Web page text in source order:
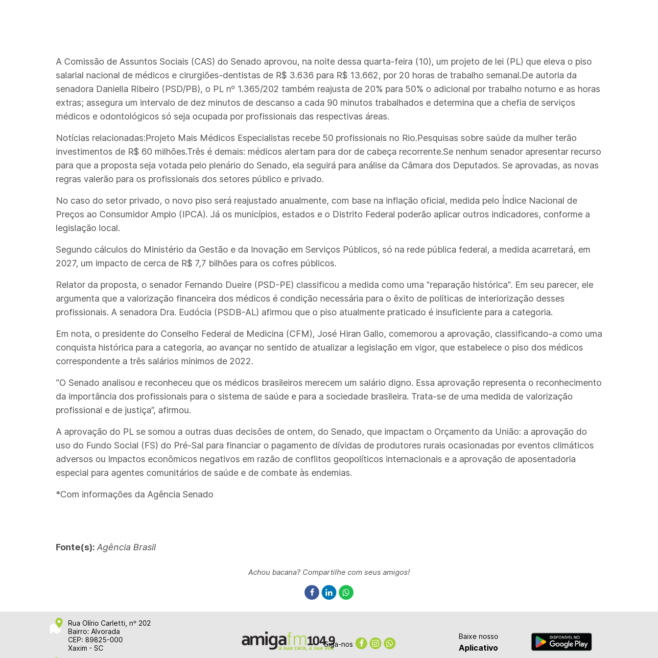
A Comissão de Assuntos Sociais (CAS) do Senado aprovou, na noite dessa quarta-feira (10), um projeto de lei (PL) que eleva o piso
salarial nacional de médicos e cirurgiões-dentistas de R$ 3.636 para R$ 13.662, por 20 horas de trabalho semanal.De autoria da
senadora Daniella Ribeiro (PSD/PB), o PL nº 1.365/202 também reajusta de 20% para 50% o adicional por trabalho noturno e as horas
extras; assegura um intervalo de dez minutos de descanso a cada 90 minutos trabalhados e determina que a chefia de serviços
médicos e odontológicos só seja ocupada por profissionais das respectivas áreas.
Notícias relacionadas:Projeto Mais Médicos Especialistas recebe 50 profissionais no Rio.Pesquisas sobre saúde da mulher terão
investimentos de R$ 60 milhões.Três é demais: médicos alertam para dor de cabeça recorrente.Se nenhum senador apresentar recurso
para que a proposta seja votada pelo plenário do Senado, ela seguirá para análise da Câmara dos Deputados. Se aprovadas, as novas
regras valerão para os profissionais dos setores público e privado.
No caso do setor privado, o novo piso será reajustado anualmente, com base na inflação oficial, medida pelo Índice Nacional de
Preços ao Consumidor Amplo (IPCA). Já os municípios, estados e o Distrito Federal poderão aplicar outros indicadores, conforme a
legislação local.
Segundo cálculos do Ministério da Gestão e da Inovação em Serviços Públicos, só na rede pública federal, a medida acarretará, em
2027, um impacto de cerca de R$ 7,7 bilhões para os cofres públicos.
Relator da proposta, o senador Fernando Dueire (PSD-PE) classificou a medida como uma "reparação histórica". Em seu parecer, ele
argumenta que a valorização financeira dos médicos é condição necessária para o êxito de políticas de interiorização desses
profissionais. A senadora Dra. Eudócia (PSDB-AL) afirmou que o piso atualmente praticado é insuficiente para a categoria.
Em nota, o presidente do Conselho Federal de Medicina (CFM), José Hiran Gallo, comemorou a aprovação, classificando-a como uma
conquista histórica para a categoria, ao avançar no sentido de atualizar a legislação em vigor, que estabelece o piso dos médicos
correspondente a três salários mínimos de 2022.
“O Senado analisou e reconheceu que os médicos brasileiros merecem um salário digno. Essa aprovação representa o reconhecimento
da importância dos profissionais para o sistema de saúde e para a sociedade brasileira. Trata-se de uma medida de valorização
profissional e de justiça”, afirmou.
A aprovação do PL se somou a outras duas decisões de ontem, do Senado, que impactam o Orçamento da União: a aprovação do
uso do Fundo Social (FS) do Pré-Sal para financiar o pagamento de dívidas de produtores rurais ocasionadas por eventos climáticos
adversos ou impactos econômicos negativos em razão de conflitos geopolíticos internacionais e a aprovação de aposentadoria
especial para agentes comunitários de saúde e de combate às endemias.
*Com informações da Agência Senado
Fonte(s): Agência Brasil
Achou bacana? Compartilhe com seus amigos!
Rua Olírio Carletti, nº 202
Bairro: Alvorada
CEP: 89825-000
Xaxim - SC
Siga-nos
Baixe nosso
Aplicativo